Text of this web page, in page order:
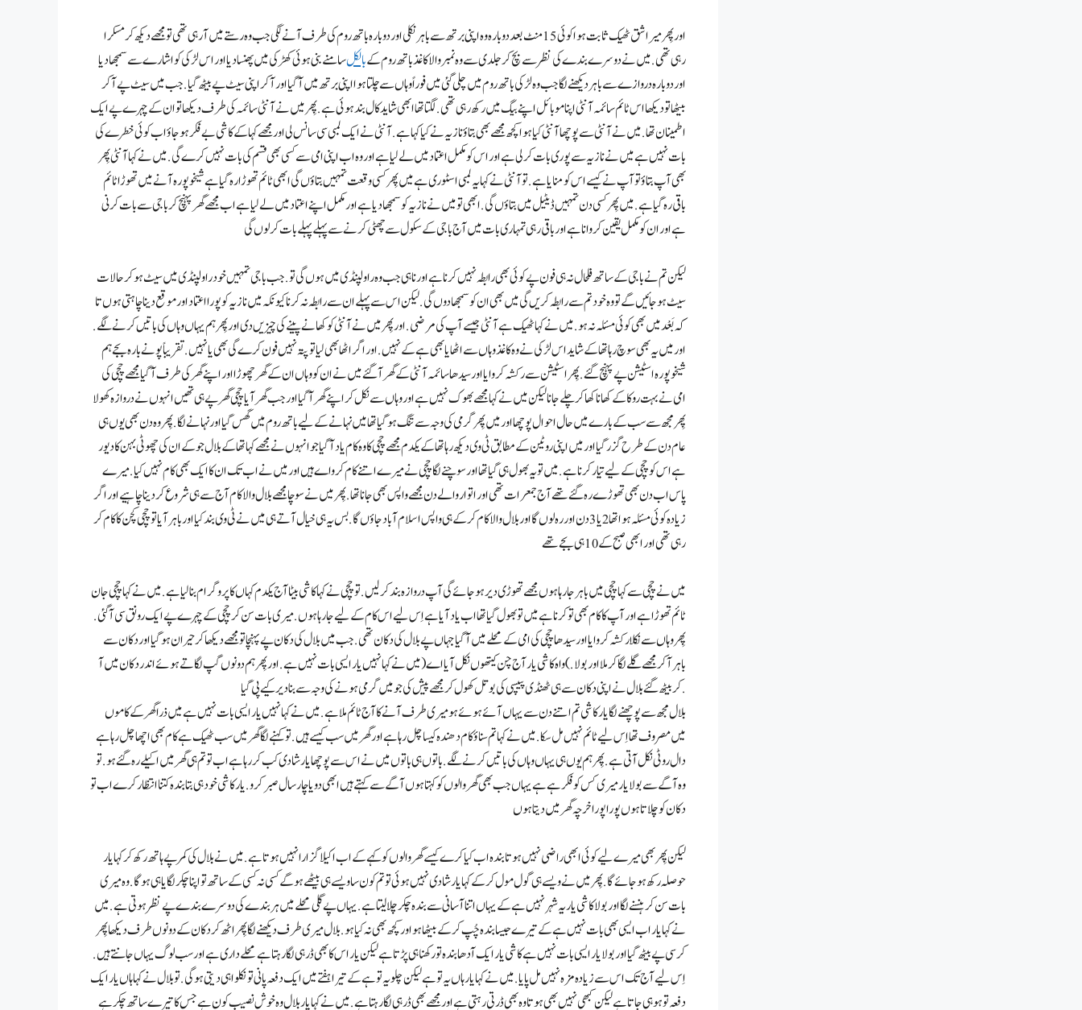
اور پِھر میرا شق ٹھیک ثابت ہوا کوئی 15 منٹ بعد دوبارہ وہ اپنی برتھ سے باہر نکلی اور دوبارہ باتھ روم کی طرف آنے لگی جب وہ رستے میں آ رہی تھی تو مجھے دیکھ کر مسکرا
رہی تھی . میں نے دوسرے بندے کی نظر سے بچ کر جلدی سے وہ نمبر والا کاغذ باتھ روم کےبالکلسامنے بنی ہوئی کھڑکی میں پھنسا دیا اور اس لڑکی کو اشارے سے سمجھا دیا
اور دوبارہ دروازے سے باہر دیکھنے لگا جب وہ لڑکی باتھ روم میں چلی گئی میں فوراً وہاں سے چلتا ہوا اپنی برتھ میں آ گیا اور آ کر اپنی سیٹ پے بیٹھ گیا. جب میں سیٹ پے آ کر
بیٹھا تو دیکھا اس ٹائم سائمہ آنٹی اپنا موبائل اپنے بیگ میں رکھ رہی تھی . لگتا تھا ابھی شاید کال بند ہوئی ہے . پِھر میں نے آنٹی سائمہ کی طرف دیکھا تو ان کے چہرے پے ایک
اطمینان تھا . میں نے آنٹی سے پوچھا آنٹی کیا ہوا کچھ مجھے بھی بتاؤ نازیہ نے کیا کہا ہے . آنٹی نے ایک لمبی سی سانس لی اور مجھے کہا کے کا شی بے فکر ہو جاؤ اب کوئی خطرے کی
بات نہیں ہے میں نے نازیہ سے پوری بات کر لی ہے اور اس کو مکمل اعتماد میں لے لیا ہے اور وہ اب اپنی امی سے کسی بھی قسم کی بات نہیں کرے گی . میں نے کہا آنٹی پِھر
بھی آپ بتاؤ تو آپ نے کیسے اس کو منایا ہے . تو آنٹی نے کہا یہ لمبی اسٹوری ہے میں پِھر کسی وقعت تمہیں بتاؤں گی ابھی ٹائم تھوڑا رہ گیا ہے شیخوپورہ آنے میں تھوڑا ٹائم
باقی رہ گیا ہے . میں پِھر کسی دن تمہیں ڈیٹیل میں بتاؤں گی . ابھی تو میں نے نازیہ کو سمجھا دیا ہے اور مکمل اپنے اعتماد میں لے لیا ہے اب مجھے گھر پہنچ کر باجی سے بات کرنی
ہے اور ان کو مکمل یقین کروانا ہے اور باقی رہی تمہاری بات میں آج باجی کے سکول سے چھٹی کرنے سے پہلے پہلے بات کر لوں گی
لیکن تم نے باجی کے ساتھ فلحال نہ ہی فون پے کوئی بھی رابطہ نہیں کرنا ہے اور نا ہی جب وہ راولپنڈی میں ہوں گی تو . جب باجی تمہیں خود راولپنڈی میں سیٹ ہو کر حالات
سیٹ ہو جائیں گے تو وہ خود تم سے رابطہ کریں گی میں بھی ان کوسمجھا دوں گی . لیکن اس سے پہلے ان سے رابطہ نہ کرنا کیونکہ میں نازیہ کو پورا اعتماد اور موقع دینا چاہتی ہوں تا
کہ بَعْد میں بھی کوئی مسئلہ نہ ہو . میں نے کہا ٹھیک ہے آنٹی جیسے آپ کی مرضی . اور پِھر میں نے آنٹی کو کھانے پینے کی چیزیں دی اور پِھر ہم یہاں وہاں کی باتیں کرنے لگے .
اور میں یہ بھی سوچ رہا تھا کے شاید اس لڑکی نے وہ کاغذ وہاں سے اٹھایا بھی ہے کے نہیں . اور اگر اٹھا بھی لیا تو پتہ نہیں فون کرے گی بھی یا نہیں . تقریباً پونے بارہ بجے ہم
شیخوپورہ اسٹیشن پے پہنچ گئے. پِھر اسٹیشن سے رکشہ کروایا اور سیدھا سائمہ آنٹی کے گھر آ گئے میں نے ان کو وہاں ان کے گھر چھوڑا اور اپنے گھر کی طرف آ گیا مجھے چچی کی
امی نے بہت روکا کے كھانا کھا کر چلے جانا لیکن میں نے کہا مجھے بھوک نہیں ہے اور وہاں سے نکل کر اپنے گھر آ گیا اور جب گھر آیا چچی گھر پے ہی تھیں انہوں نے دروازہ کھولا
پِھر مجھ سے سب کے بارے میں حال احوال پوچھا اور میں پِھر گرمی کی وجہ سے تنگ ہو گیا تھا میں نہانے کے لیے باتھ روم میں گھس گیا اور نہانے لگا. پِھر وہ دن بھی یوں ہی
عام دن کے طرح گزر گیا اور میں اپنی روٹین کے مطابق ٹی وی دیکھ رہا تھا کے یکدم مجھے چچی کا وہ کام یاد آ گیا جو انہوں نے مجھے کہا تھا کے بلال جو کے ان کی چھوٹی بہن کا دیور
ہے اس کو چچی کے لیے تیار کرنا ہے . میں تو یہ بھول ہی گیا تھا اور سوچنے لگا چچی نے میرے اتنے کام کرواےہیں اور میں نے اب تک ان کا ایک بھی کام نہیں کیا . میرے
پاس اب دن بھی تھوڑے رہ گئے تھے آج جمعرات تھی اور اتوار والے دن مجھے واپس بھی جانا تھا . پِھر میں نے سوچا مجھے بلال والا کام آج سے ہی شروع کر دینا چاہیے اور اگر
زیادہ کوئی مسئلہ ہوا تھا 2 یا 3 دن اور رہ لوں گا اور بلال والا کام کر کے ہی واپس اسلام آباد جاؤں گا . بس یہ ہی خیال آتے ہی میں نے ٹی وی بند کیا اور باہر آیا تو چچی کچن کا کام کر
رہی تھی اور ابھی صبح کے10 ہی بجے تھے
میں نے چچی سے کہا چچی میں باہر جا رہا ہوں مجھے تھوڑی دیر ہو جائے گی آپ دروازہ بند کر لیں . تو چچی نے کہا کا شی بیٹا آج یکدم کہاں کا پروگرام بنا لیا ہے. میں نے کہا چچی جان
ٹائم تھوڑا ہے اور آپ کا کام بھی تو کرنا ہے میں تو بھول گیا تھا اب یاد آیا ہے اِس لیے اس کام کے لیے جا رہا ہوں . میری بات سن کر چچی کے چہرے پے ایک رونق سی آ گئی .
پِھر وہاں سے نکلا رکشہ کروایا اور سیدھا چچی کی امی کے محلے میں آ گیا جہاں پے بلال کی دکان تھی . جب میں بلال کی دکان پے پہنچا تو مجھے دیکھا کر حیران ہو گیا اور دکان سے
باہر آ کر مجھے گلے لگا کر ملا اور بولا. ) واہ کا شی یار آج چن کیتھوں نکل آیا اے (میں نے کہا نہیں یار ایسی بات نہیں ہے . اور پِھر ہم دونوں گپ لگاتے ہوئے اندر دکان میں آ
کر بیٹھ گئے بلال نے اپنی دکان سے ہی ٹھنڈی پیپسی کی بوتل کھول کر مجھے پیش کی جو میں گرمی ہونے کی وجہ سے بنا دیر کیے پی گیا .
بلال مجھ سے پوچھنے لگا یار کا شی تم اتنے دن سے یہاں آئے ہوئے ہو میری طرف آنے کا آج ٹائم ملا ہے. میں نے کہا نہیں یار ایسی بات نہیں ہے میں ذرا گھر کے کاموں
میں مصروف تھا اِس لیے ٹائم نہیں مل سکا . میں نے کہا تم سناؤ کام دھندہ کیسا چل رہا ہے اور گھر میں سب کیسے ہیں . تو کہنے لگا گھر میں سب ٹھیک ہے کام بھی اچھا چل رہا ہے
دال روٹی نکل آتی ہے . پِھر ہم یوں ہی یہاں وہاں کی باتیں کرنے لگے . باتوں ہی باتوں میں نے اس سے پوچھا یار شادی کب کر رہا ہے اب تو تم ہی گھر میں اکیلے رہ گئے ہو . تو
وہ آگے سے بولا یار میری کس کو فکر ہے ہے یہاں جب بھی گھر والوں کو کہتا ہوں آگے سے کہتے ہیں ابھی دو یا چار سال صبر کرو . یار کا شی خود ہی بتا بندہ کتنا انتظار کرے اب تو
دکان کو چلا تا ہوں پورا پورا خرچہ گھر میں دیتا ہوں
لیکن پِھر بھی میرے لیے کوئی ابھی راضی نہیں ہوتا بندہ ا ب کیا کرے کیسے گھر والوں کو کہے کے ا ب اکیلا گزارا نہیں ہوتا ہے . میں نے بلال کی کمر پے ہاتھ رکھ کر کہا یار
حوصلہ رکھ ہو جائے گا . پِھر میں نے ویسے ہی گول مول کر کے کہا یار شادی نہیں ہوئی تو تم کون سا ویسے ہی بیٹھے ہو گے کسی نہ کسی کے ساتھ تو اپنا چکر لگایا ہی ہو گا . وہ میری
بات سن کر ہنسنے لگا اور بولا کا شی یار یہ شہر نہیں ہے کے یہاں اتنا آسانی سے بندہ چکر چلا لیتا ہے . یہاں پے گلی محلے میں ہر بندے کی دوسرے بندے پے نظر ہوتی ہے . میں
نے کہا یار اب ایسی بھی بات نہیں ہے کے تیرے جیسا بندہ چُپ کر کے بیٹھا ہو اور کچھ بھی نہ کیا ہو . بلال میری طرف دیکھنے لگا پِھر اٹھ کر دکان کے دونوں طرف دیکھا پِھر
کرسی پے بیٹھ گیا اور بولا یار ایسی بات نہیں ہے کا شی یار ایک آدھا بندہ تو رکھنا ہی پڑتا ہے لیکن یار اس کا بھی ڈر ہی لگا رہتا ہے محلے داری ہے اور سب لوگ یہاں جانتے ہیں .
اِس لیے آج تک اس سے زیادہ مزہ نہیں مل پایا. میں نے کہا یار ہاں یہ تو ہے لیکن چلو یہ تو ہے کے تیرا ہفتے میں ایک دفعہ پانی تو نکلوا ہی دیتی ہو گی . تو بلال نے کہا ہاں یار ایک
دفعہ تو ہو ہی جاتا ہے لیکن کبھی نہیں بھی ہوتا وہ بھی ڈرتی رہتی ہے اور مجھے بھی ڈر ہی لگا رہتا ہے . میں نے کہا یار بلال وہ خوش نصیب کون ہے جس کا تیرے ساتھ چکر ہے